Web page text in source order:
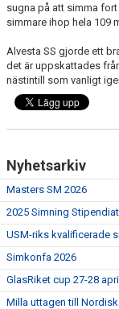
sugna på att simma
simmare ihop hela 109
Alvesta SS gjorde ett
det är uppskattades
nästintill som vanligt
Nyhetsarkiv
Masters SM 2026
2025 Simning
USM-riks kvalificerade
Simkonfa 2026
GlasRiket cup 27-28 april
Milla uttagen till